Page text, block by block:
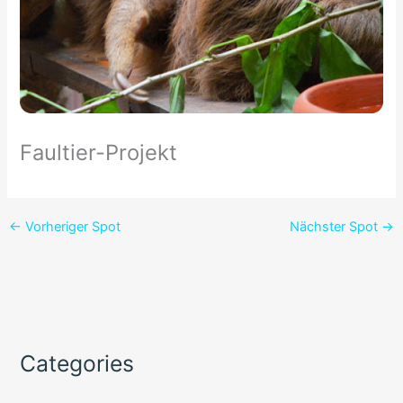
Faultier-Projekt
← Vorheriger Spot Nächster Spot →
Categories